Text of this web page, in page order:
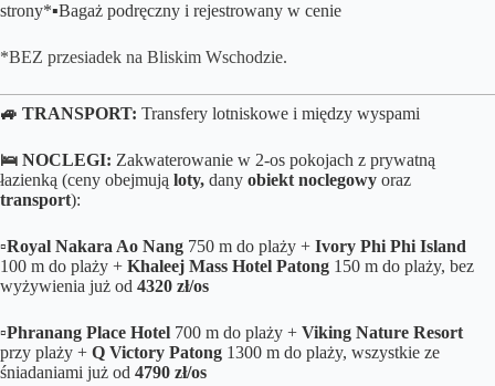
strony*▪️Bagaż podręczny i rejestrowany w cenie
*BEZ przesiadek na Bliskim Wschodzie.
🚙 TRANSPORT: Transfery lotniskowe i między wyspami
🛌 NOCLEGI: Zakwaterowanie w 2-os pokojach z prywatną
łazienką (ceny obejmują loty, dany obiekt noclegowy oraz
transport):
▫️Royal Nakara Ao Nang 750 m do plaży + Ivory Phi Phi Island
100 m do plaży + Khaleej Mass Hotel Patong 150 m do plaży, bez
wyżywienia już od 4320 zł/os
▫️Phranang Place Hotel 700 m do plaży + Viking Nature Resort
przy plaży + Q Victory Patong 1300 m do plaży, wszystkie ze
śniadaniami już od 4790 zł/os